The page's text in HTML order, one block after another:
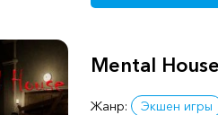
Mental House
Жанр: Экшен игры